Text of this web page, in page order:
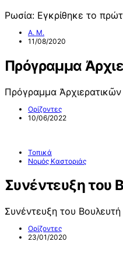
Ρωσία: Εγκρίθηκε το
Α. Μ.
11/08/2020
Πρόγραμμα
Πρόγραμμα
Ορίζοντες
10/06/2022
Τοπικά
Νομός Καστοριάς
Συνέντευξη του
Συνέντευξη του
Ορίζοντες
23/01/2020